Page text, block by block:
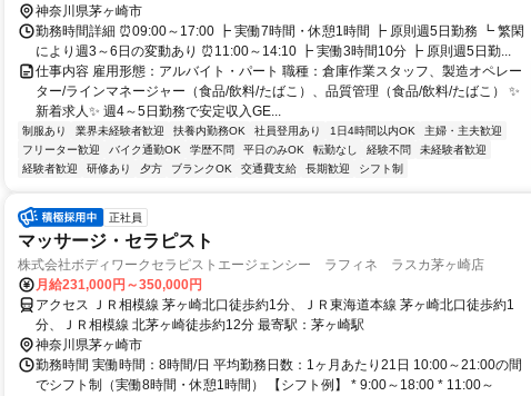
神奈川県茅ヶ崎市
勤務時間詳細 ⏰09:00～17:00 ┣ 実働7時間・休憩1時間 ┣ 原則週5日勤務 ┗ 繁閑
により週3～6日の変動あり ⏰11:00～14:10 ┣ 実働3時間10分 ┣ 原則週5日勤...
仕事内容 雇用形態：アルバイト・パート 職種：倉庫作業スタッフ、製造オペレー
ター/ラインマネージャー（食品/飲料/たばこ）、品質管理（食品/飲料/たばこ） ✨
新着求人✨ 週4～5日勤務で安定収入GE...
制服あり 業界未経験者歓迎 扶養内勤務OK 社員登用あり 1日4時間以内OK
主婦・主夫歓迎
フリーター歓迎
バイク通勤OK 学歴不問 平日のみOK 転勤なし 経験不問
未経験者歓迎
経験者歓迎
研修あり 夕方 ブランクOK 交通費支給 長期歓迎 シフト制
正社員
マッサージ・セラピスト
株式会社ボディワークセラピストエージェンシー ラフィネ ラスカ茅ヶ崎店
月給231,000円～350,000円
アクセス ＪＲ相模線 茅ヶ崎北口徒歩約1分、ＪＲ東海道本線 茅ヶ崎北口徒歩約1
分、ＪＲ相模線 北茅ヶ崎徒歩約12分 最寄駅：茅ヶ崎駅
神奈川県茅ヶ崎市
勤務時間 実働時間：8時間/日 平均勤務日数：1ヶ月あたり21日 10:00～21:00の間
でシフト制（実働8時間・休憩1時間） 【シフト例】 * 9:00～18:00 * 11:00～